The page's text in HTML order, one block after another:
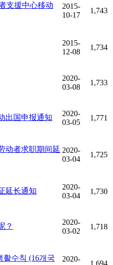
支援中心移动
2015-
10-17
1,743
2015-
12-08
1,734
2020-
03-08
1,733
出国申报通知
2020-
03-05
1,771
动者求职期间延 2020-
03-04
1,725
延长通知
2020-
03-04
1,730
？
2020-
03-02
1,718
활수칙 (16개국
2020-
1,694